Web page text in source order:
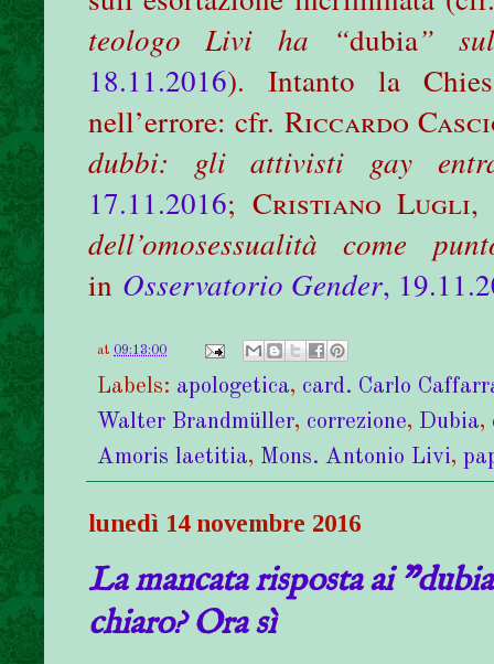
teologo Livi ha “dubia”
18.11.2016). Intanto la
nell’errore: cfr.Riccardo
dubbi: gli attivisti gay
17.11.2016;Cristiano Lugli,
dell’omosessualità come
in Osservatorio Gender,
at 09:13:00
Labels: apologetica, card. Carlo
Walter Brandmüller, correzione, Dubia,
Amoris laetitia, Mons. Antonio Livi,
lunedì 14 novembre 2016
La mancata risposta ai
chiaro? Ora sì